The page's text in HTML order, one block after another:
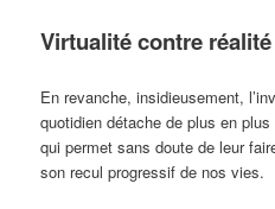
Virtualité contre réalité
En revanche, insidieusement,
quotidien détache de plus en
qui permet sans doute de leur
son recul progressif de nos vies.